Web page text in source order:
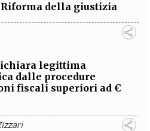
della giustizia
legittima
dalle procedure
fiscali superiori ad €